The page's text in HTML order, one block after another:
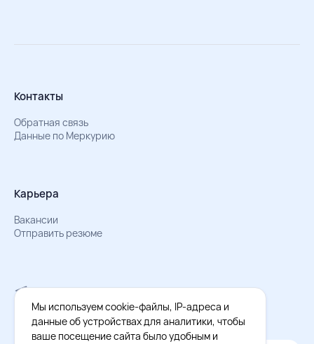
Контакты
Обратная связь
Данные по Меркурию
Карьера
Вакансии
Отправить резюме
Мы в Телеграм
Документы об обработке персональных данных
Охрана труда – результаты СОУТ
Мы используем cookie-файлы, IP-адреса и
данные об устройствах для аналитики, чтобы
ваше посещение сайта было удобным и